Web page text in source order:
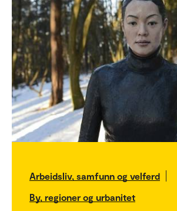
Arbeidsliv, samfunn og velferd
By, regioner og urbanitet